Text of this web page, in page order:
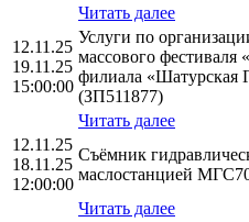
Читать далее
12.11.25
19.11.25
15:00:00
Услуги по
массового фестиваля
филиала
(ЗП511877)
Читать далее
12.11.25
18.11.25
12:00:00
Съёмник
маслостанцией
Читать далее